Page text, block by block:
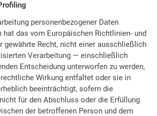
personenbezogener Daten
hat das vom Europäischen Richtlinien- und
gewährte Recht, nicht einer ausschließlich
Verarbeitung — einschließlich
Entscheidung unterworfen zu werden,
Wirkung entfaltet oder sie in
beeinträchtigt, sofern die
für den Abschluss oder die Erfüllung
der betroffenen Person und dem